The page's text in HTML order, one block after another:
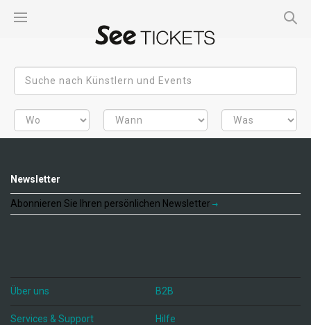
Newsletter
Abonnieren Sie Ihren persönlichen Newsletter
Über uns B2B
Services & Support Hilfe